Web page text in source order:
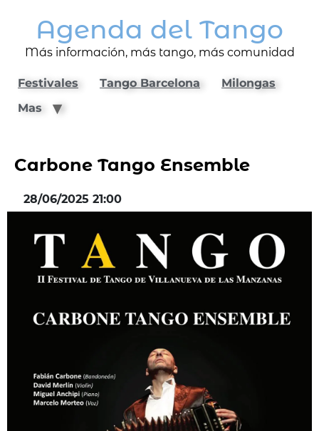
Agenda del Tango
Más información, más tango, más comunidad
Festivales Tango Barcelona
Milongas
Mas
Carbone Tango Ensemble
28/06/2025 21:00